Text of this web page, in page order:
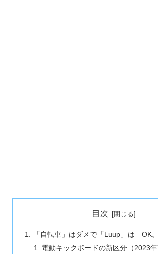
目次
「自転車」はダメで「Luup」は OK
電動キックボードの新区分（2023年